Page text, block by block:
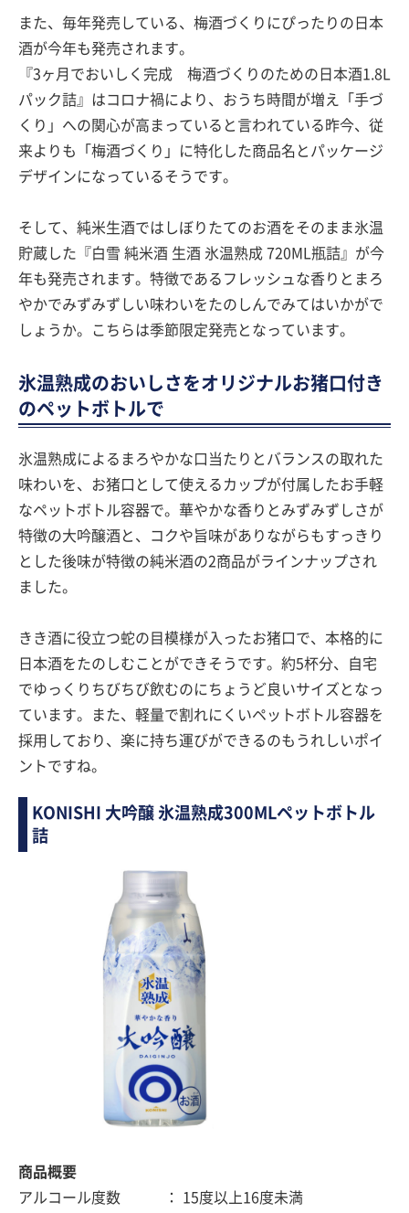
また、毎年発売している、梅酒づくりにぴったりの日本
酒が今年も発売されます。
『3ヶ月でおいしく完成 梅酒づくりのための日本酒1.8L
パック詰』はコロナ禍により、おうち時間が増え「手づ
くり」への関心が高まっていると言われている昨今、従
来よりも「梅酒づくり」に特化した商品名とパッケージ
デザインになっているそうです。
そして、純米生酒ではしぼりたてのお酒をそのまま氷温
貯蔵した『白雪 純米酒 生酒 氷温熟成 720ML瓶詰』が今
年も発売されます。特徴であるフレッシュな香りとまろ
やかでみずみずしい味わいをたのしんでみてはいかがで
しょうか。こちらは季節限定発売となっています。
氷温熟成のおいしさをオリジナルお猪口付き
のペットボトルで
氷温熟成によるまろやかな口当たりとバランスの取れた
味わいを、お猪口として使えるカップが付属したお手軽
なペットボトル容器で。華やかな香りとみずみずしさが
特徴の大吟醸酒と、コクや旨味がありながらもすっきり
とした後味が特徴の純米酒の2商品がラインナップされ
ました。
きき酒に役立つ蛇の目模様が入ったお猪口で、本格的に
日本酒をたのしむことができそうです。約5杯分、自宅
でゆっくりちびちび飲むのにちょうど良いサイズとなっ
ています。また、軽量で割れにくいペットボトル容器を
採用しており、楽に持ち運びができるのもうれしいポイ
ントですね。
KONISHI 大吟醸 氷温熟成300MLペットボトル
詰
商品概要
アルコール度数 ： 15度以上16度未満